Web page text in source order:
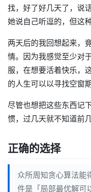
找，好了好几天了，说
她说自己听逗的，但这
两天后的我回想起来，
情。因为我感觉至少对
服，在想要活着快乐，
的人生可以以寻找空窗
尽管也想把这些东西记
惯，过几天就不知道前
正确的选择
众所周知贪心算法能
件是「局部最优解可